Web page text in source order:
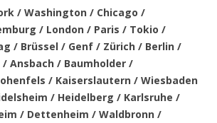
/ Washington / Chicago /
/ London / Paris / Tokio /
/ Brüssel / Genf / Zürich / Berlin /
Ansbach / Baumholder /
/ Kaiserslautern / Wiesbaden
/ Heidelberg / Karlsruhe /
/ Dettenheim / Waldbronn /